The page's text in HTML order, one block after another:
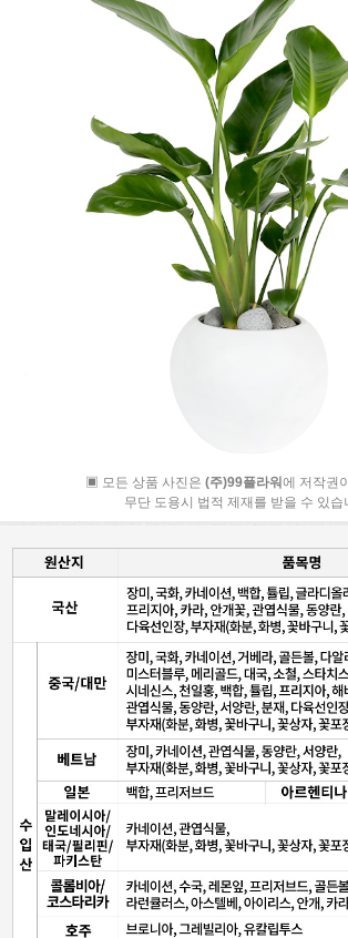
▣ 모든 상품 사진은 (주)99플라워에 저작권
무단 도용시 법적 제재를 받을 수 있습